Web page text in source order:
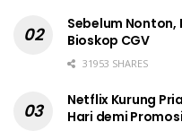
Sebelum Nonton,
Bioskop CGV
31953 SHARES
Netflix Kurung
Hari demi